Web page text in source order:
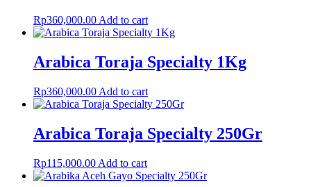
Rp360,000.00 Add to cart
Arabica Toraja Specialty 1Kg
Rp360,000.00 Add to cart
Arabica Toraja Specialty 250Gr
Rp115,000.00 Add to cart